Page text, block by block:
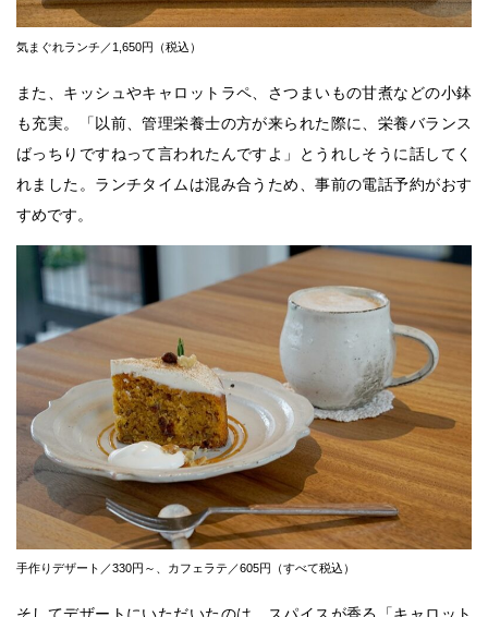
気まぐれランチ／1,650円（税込）
また、キッシュやキャロットラペ、さつまいもの甘煮などの小鉢
も充実。「以前、管理栄養士の方が来られた際に、栄養バランス
ばっちりですねって言われたんですよ」とうれしそうに話してく
れました。ランチタイムは混み合うため、事前の電話予約がおす
すめです。
手作りデザート／330円～、カフェラテ／605円（すべて税込）